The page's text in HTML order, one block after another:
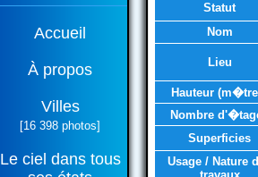
Accueil
À propos
Villes
[16 398 photos]
Le ciel dans tous
Statut
Nom
Lieu
Hauteur
Nombre
Superficies
Usage / Nature